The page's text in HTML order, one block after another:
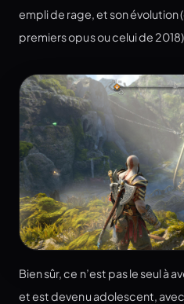
empli de rage, et son évolution
premiers opus ou celui de
Bien sûr, ce n’est pas le seul à
et est devenu adolescent,